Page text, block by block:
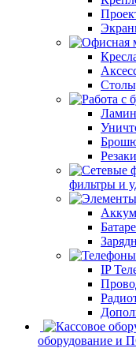
Резаки
фильтры и
IP
оборудование и